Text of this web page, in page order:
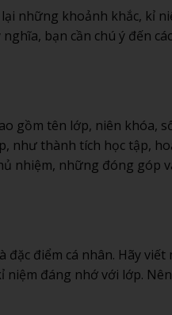
những khoảnh khắc, kỉ
bạn cần chú ý đến
gồm tên lớp, niên khóa,
như thành tích học tập,
nhiệm, những đóng góp
điểm cá nhân. Hãy
đáng nhớ với lớp.